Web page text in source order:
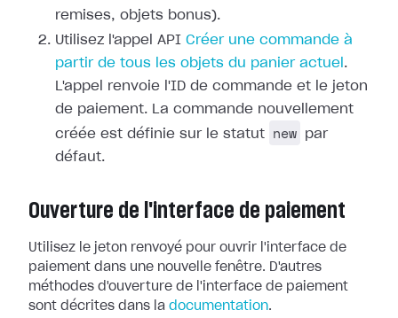
remises, objets bonus).
Utilisez l'appel API Créer une commande à
partir de tous les objets du panier actuel .
L'appel renvoie l'ID de commande et le jeton
de paiement. La commande nouvellement
créée est définie sur le statut
new
par
défaut.
Ouverture de l'interface de paiement
Utilisez le jeton renvoyé pour ouvrir l'interface de
paiement dans une nouvelle fenêtre. D'autres
méthodes d'ouverture de l'interface de paiement
sont décrites dans la documentation.